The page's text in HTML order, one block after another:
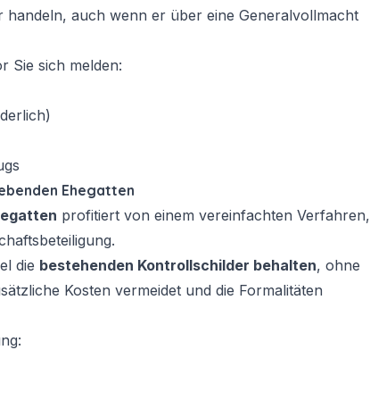
auch wenn er über eine Generalvollmacht
Sie sich melden:
Ehegatten
profitiert von einem vereinfachten Verfahren,
die bestehenden Kontrollschilder behalten, ohne
Kosten vermeidet und die Formalitäten